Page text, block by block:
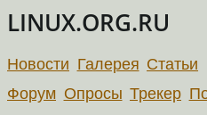
LINUX.ORG.RU
Новости Галерея Статьи
Форум Опросы Трекер